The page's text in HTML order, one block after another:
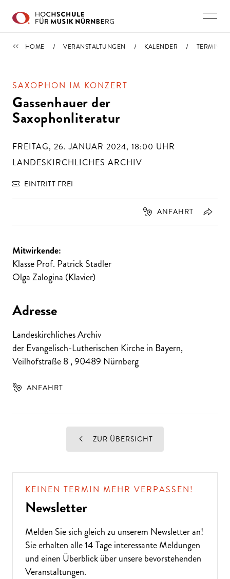
TERMINE
HOME VERANSTALTUNGEN KALENDER TERMIN
SAXOPHON IM KONZERT
Gassenhauer der
Saxophonliteratur
FREITAG, 26. JANUAR 2024, 18:00 UHR
LANDESKIRCHLICHES ARCHIV
EINTRITT FREI
ANFAHRT
Mitwirkende:
Klasse Prof. Patrick Stadler
Olga Zalogina (Klavier)
Adresse
Landeskirchliches Archiv
der Evangelisch-Lutherischen Kirche in Bayern,
Veilhofstraße 8,90489 Nürnberg
ANFAHRT
ZUR ÜBERSICHT
KEINEN TERMIN MEHR VERPASSEN!
Newsletter
Melden Sie sich gleich zu unserem Newsletteran!
Sie erhalten alle 14 Tage interessante Meldungen
und einen Überblick über unsere bevorstehenden
Veranstaltungen.